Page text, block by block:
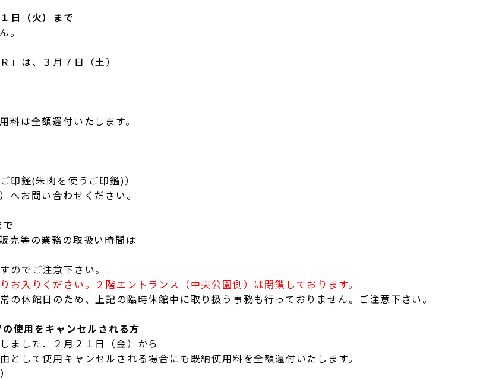
日（火）まで
。
」は、３月７日（土）
料は全額還付いたします。
印鑑(朱肉を使うご印鑑)）
お問い合わせください。
売等の業務の取扱い時間は
のでご注意下さい。
入りください。２階エントランス（中央公園側）は閉鎖しております。
の休館日のため、上記の臨時休館中に取り扱う事務も行っておりません。 ご注意下さい。
使用をキャンセルされる方
ました、２月２１日（金）から
して使用キャンセルされる場合にも既納使用料を全額還付いたします。